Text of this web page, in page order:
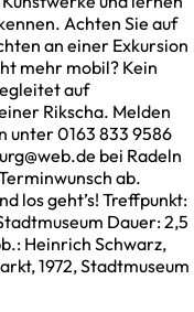
Achten Sie auf
an einer Exkursion
mehr mobil? Kein
auf
Rikscha. Melden
unter 0163 833 9586
bei Radeln
ab.
los geht’s! Treffpunkt:
Dauer: 2,5
Heinrich Schwarz,
1972, Stadtmuseum